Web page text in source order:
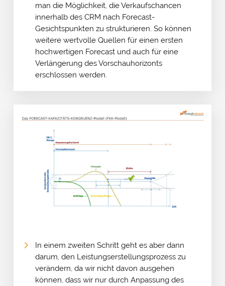
man die Möglichkeit, die Verkaufschancen
innerhalb des CRM nach Forecast-
Gesichtspunkten zu strukturieren. So können
weitere wertvolle Quellen für einen ersten
hochwertigen Forecast und auch für eine
Verlängerung des Vorschauhorizonts
erschlossen werden.
In einem zweiten Schritt geht es aber dann
darum, den Leistungserstellungsprozess zu
verändern, da wir nicht davon ausgehen
können, dass wir nur durch Anpassung des
Mit Ihrer Zustimmung möchten wir Google Analytics
(Routenplanung) und YouTube (Videos) auf unserer Website
einsetzen. Dabei werden Daten (z. B. Ihre IP-Adresse) an diese
Impressum
Datenschutz